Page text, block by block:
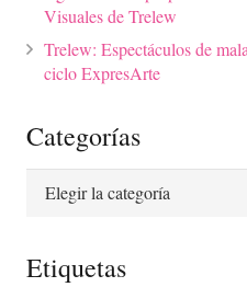
Visuales de Trelew
Trelew: Espectáculos de
ciclo ExpresArte
Categorías
Categorías
Etiquetas